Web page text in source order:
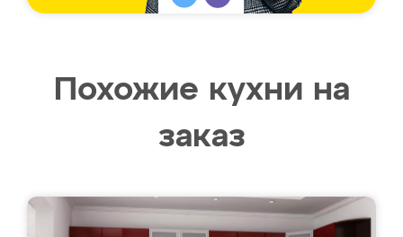
Похожие кухни на
заказ